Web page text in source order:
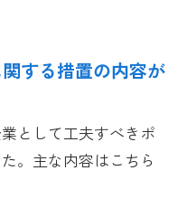
する措置の内容が
として工夫すべきポ
。主な内容はこちら